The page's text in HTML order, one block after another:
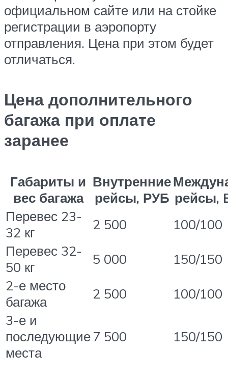
официальном сайте или на стойке
регистрации в аэропорту
отправления. Цена при этом будет
отличаться.
Цена дополнительного
багажа при оплате
заранее
Габариты и
вес багажа
Внутренние
рейсы, РУБ рейсы,
Перевес 23-
32 кг
2 500
100/100
Перевес 32-
50 кг
5 000
150/150
2-е место
багажа
2 500
100/100
3-е и
последующие
места
7 500 150/150